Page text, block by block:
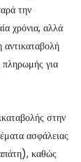
την
χρόνια, αλλά
αντικαταβολή
πληρωμής για
στην
ασφάλειας
καθώς